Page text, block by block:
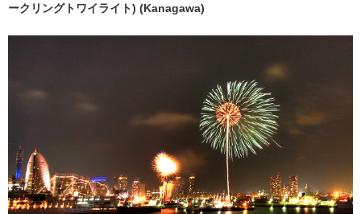
ークリングトワイライト) (Kanagawa)